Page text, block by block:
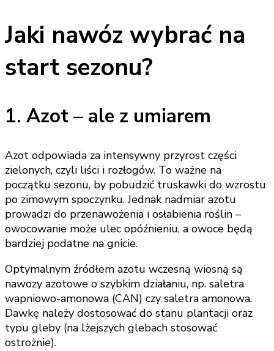
Jaki nawóz wybrać na
start sezonu?
1. Azot – ale z umiarem
Azot odpowiada za intensywny przyrost części
zielonych, czyli liści i rozłogów. To ważne na
początku sezonu, by pobudzić truskawki do wzrostu
po zimowym spoczynku. Jednak nadmiar azotu
prowadzi do przenawożenia i osłabienia roślin –
owocowanie może ulec opóźnieniu, a owoce będą
bardziej podatne na gnicie.
Optymalnym źródłem azotu wczesną wiosną są
nawozy azotowe o szybkim działaniu, np. saletra
wapniowo-amonowa (CAN) czy saletra amonowa.
Dawkę należy dostosować do stanu plantacji oraz
typu gleby (na lżejszych glebach stosować
ostrożnie).